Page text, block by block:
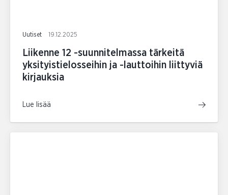
Uutiset 19.12.2025
Liikenne 12 -suunnitelmassa tärkeitä
yksityistielosseihin ja -lauttoihin liittyviä
kirjauksia
Lue lisää